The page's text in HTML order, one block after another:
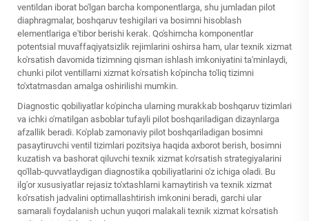
ventildan iborat bo'lgan barcha komponentlarga, shu jumladan pilot
diaphragmalar, boshqaruv teshigilari va bosimni hisoblash
elementlariga e'tibor berishi kerak. Qo'shimcha komponentlar
potentsial muvaffaqiyatsizlik rejimlarini oshirsa ham, ular texnik xizmat
ko'rsatish davomida tizimning qisman ishlash imkoniyatini ta'minlaydi,
chunki pilot ventillarni xizmat ko'rsatish ko'pincha to'liq tizimni
to'xtatmasdan amalga oshirilishi mumkin.
Diagnostic qobiliyatlar ko'pincha ularning murakkab boshqaruv tizimlari
va ichki o'rnatilgan asboblar tufayli pilot boshqariladigan dizaynlarga
afzallik beradi. Ko'plab zamonaviy pilot boshqariladigan bosimni
pasaytiruvchi ventil tizimlari pozitsiya haqida axborot berish, bosimni
kuzatish va bashorat qiluvchi texnik xizmat ko'rsatish strategiyalarini
qo'llab-quvvatlaydigan diagnostika qobiliyatlarini o'z ichiga oladi. Bu
ilg'or xususiyatlar rejasiz to'xtashlarni kamaytirish va texnik xizmat
ko'rsatish jadvalini optimallashtirish imkonini beradi, garchi ular
samarali foydalanish uchun yuqori malakali texnik xizmat ko'rsatish